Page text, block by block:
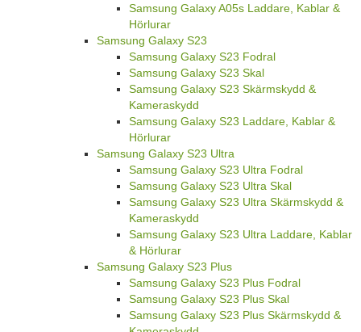
Samsung Galaxy A05s Laddare, Kablar &
Hörlurar
Samsung Galaxy S23
Samsung Galaxy S23 Fodral
Samsung Galaxy S23 Skal
Samsung Galaxy S23 Skärmskydd &
Kameraskydd
Samsung Galaxy S23 Laddare, Kablar &
Hörlurar
Samsung Galaxy S23 Ultra
Samsung Galaxy S23 Ultra Fodral
Samsung Galaxy S23 Ultra Skal
Samsung Galaxy S23 Ultra Skärmskydd &
Kameraskydd
Samsung Galaxy S23 Ultra Laddare, Kablar
& Hörlurar
Samsung Galaxy S23 Plus
Samsung Galaxy S23 Plus Fodral
Samsung Galaxy S23 Plus Skal
Samsung Galaxy S23 Plus Skärmskydd &